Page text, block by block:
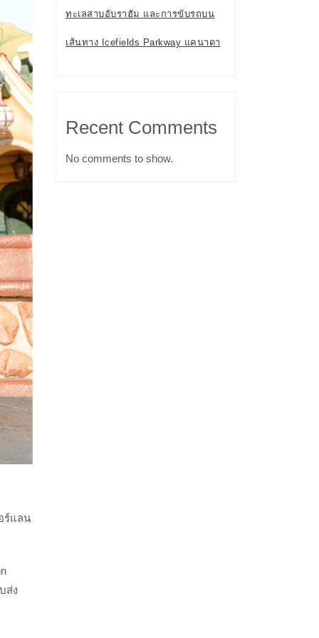
ร์แลน
ส่ง
ทะเลสาบอับราฮัม และการขับรถบน
เส้นทาง Icefields Parkway แคนาดา
Recent Comments
No comments to show.